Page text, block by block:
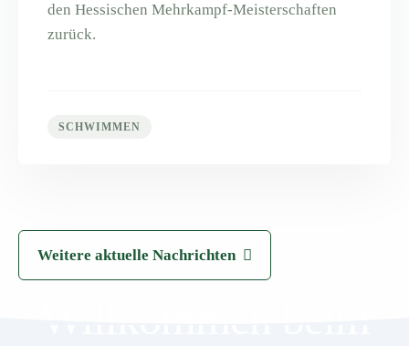
den Hessischen Mehrkampf-Meisterschaften
zurück.
SCHWIMMEN
Weitere aktuelle Nachrichten